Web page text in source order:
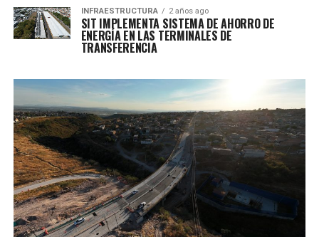
INFRAESTRUCTURA 2 años ago
SIT IMPLEMENTA SISTEMA DE AHORRO DE
ENERGÍA EN LAS TERMINALES DE
TRANSFERENCIA